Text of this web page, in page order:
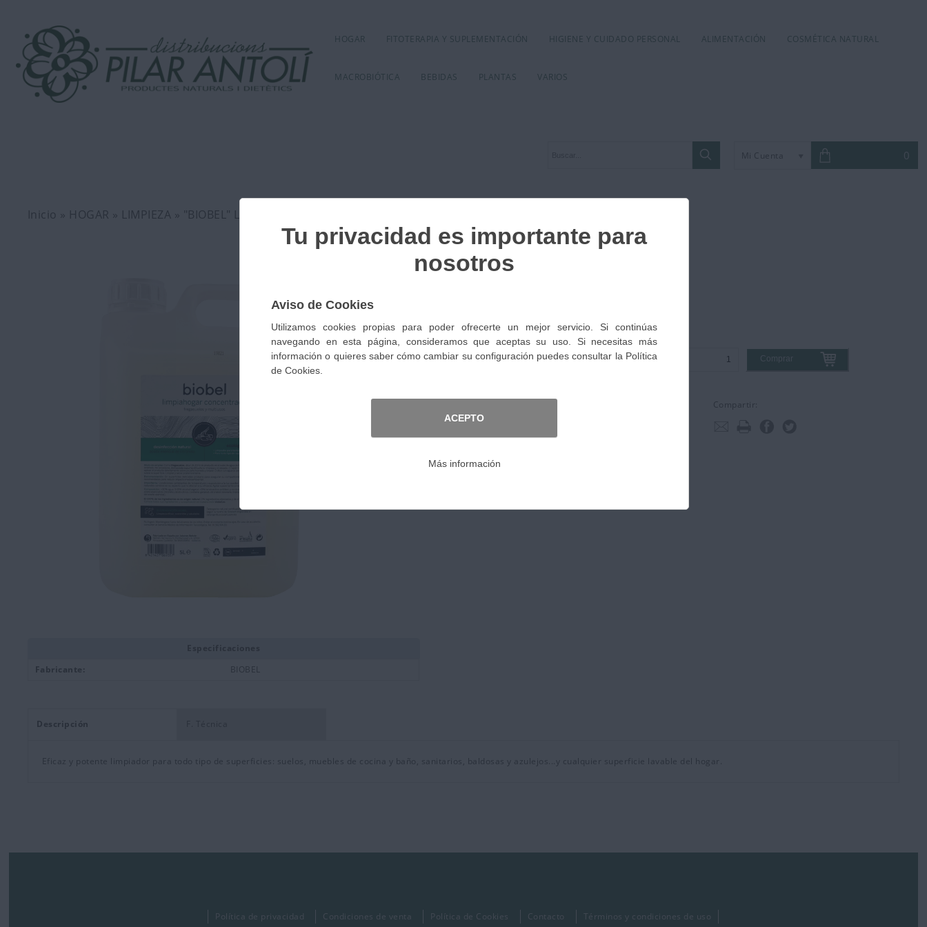
HOGAR FITOTERAPIA Y SUPLEMENTACIÓN HIGIENE Y CUIDADO PERSONAL ALIMENTACIÓN COSMÉTICA NATURAL
MACROBIÓTICA BEBIDAS PLANTAS VARIOS
0
Mi Cuenta
Inicio HOGAR LIMPIEZA » "BIOBEL" LIMPIAHOGAR Concentrado 5 L.
"BIOBEL" LIMPIAHOGAR Concentrado 5 L.
Comprar
Compartir:
Fabricante:
BIOBEL
Descripción
Eficaz y potente limpiador para todo tipo de superficies: suelos, muebles de cocina y baño, sanitarios, baldosas y azulejos...y cualquier superficie lavable del hogar.
Política de privacidad Condiciones de venta Política de Cookies Contacto Términos y condiciones de uso